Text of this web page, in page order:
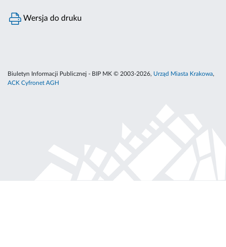
Wersja do druku
Biuletyn Informacji Publicznej - BIP MK © 2003-2026, Urząd Miasta Krakowa,
ACK Cyfronet AGH